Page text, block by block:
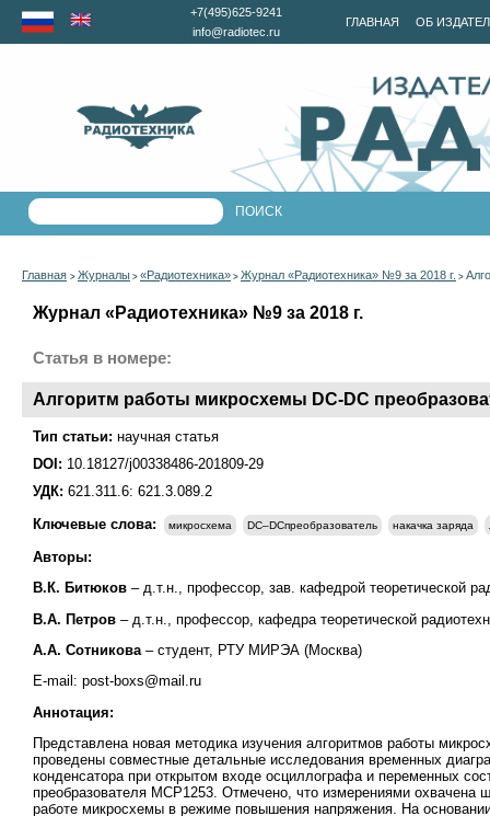
ГЛАВНАЯ ОБ
+7(495)625-9241
info@radiotec.ru
Главная > Журналы > «Радиотехника» > Журнал «Радиотехника» №9 за 2018 г. >
Журнал «Радиотехника» №9 за 2018 г.
Статья в номере:
Алгоритм работы микросхемы DC-DC
Тип статьи: научная статья
DOI: 10.18127/j00338486-201809-29
УДК: 621.311.6: 621.3.089.2
Ключевые слова:
микросхема DC–DCпреобразователь накачка заряда
Авторы:
В.К. Битюков – д.т.н., профессор, зав. кафедрой теоретической
В.А. Петров – д.т.н., профессор, кафедра теоретической
А.А. Сотникова – студент, РТУ МИРЭА (Москва)
E-mail: post-boxs@mail.ru
Аннотация:
Представлена новая методика изучения алгоритмов работы
проведены совместные детальные исследования временных
конденсатора при открытом входе осциллографа и переменных
преобразователя MCP1253. Отмечено, что измерениями охвачена
работе микросхемы в режиме повышения напряжения. На